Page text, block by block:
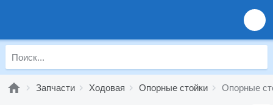
Запчасти Ходовая Опорные стойки Опорные